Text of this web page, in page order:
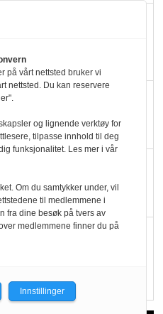
å velge
i butikkhylla
sliter
få tak i nok melk
på vårt nettsted bruker vi
nettsted. Du kan reservere
og lignende verktøy for
tilpasse innhold til deg
funksjonalitet. Les mer i vår
Om du samtykker under, vil
til medlemmene i
fra dine besøk på tvers av
medlemmene finner du på
Innstillinger